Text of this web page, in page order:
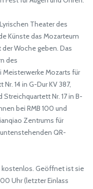
Theater des
Künste das Mozarteum
Woche geben. Das
des
Mozarts für
14 in G-Dur KV 387,
Streichquartett Nr. 17 in B-
bei RMB 100 und
Zentrums für
QR-
Geöffnet ist sie
Uhr (letzter Einlass